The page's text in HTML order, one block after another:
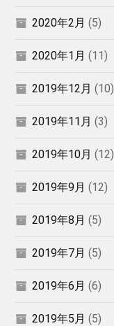
2020年2月 (5)
2020年1月 (11)
2019年12月 (10)
2019年11月 (3)
2019年10月 (12)
2019年9月 (12)
2019年8月 (5)
2019年7月 (5)
2019年6月 (6)
2019年5月 (5)